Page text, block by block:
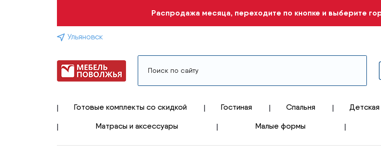
Распродажа месяца, переходите по кнопке и выберите
Ульяновск
Готовые комплекты со скидкой Гостиная Спальня Детская
Матрасы и аксессуары Малые формы